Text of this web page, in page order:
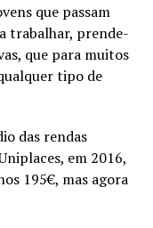
que passam
trabalhar, prende-
que para muitos
tipo de
das rendas
em 2016,
195€, mas agora